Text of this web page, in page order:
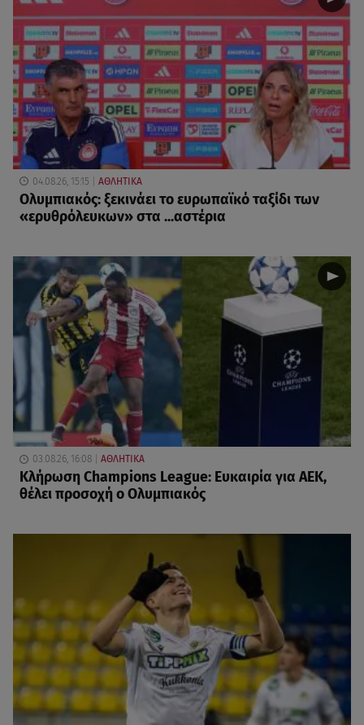
04.08.26, 15:15 ΑΘΛΗΤΙΚΑ
Ολυμπιακός: ξεκινάει το ευρωπαϊκό ταξίδι των
«ερυθρόλευκων» στα ...αστέρια
03.08.26, 16:08 ΑΘΛΗΤΙΚΑ
Κλήρωση Champions League: Ευκαιρία για ΑΕΚ,
θέλει προσοχή ο Ολυμπιακός